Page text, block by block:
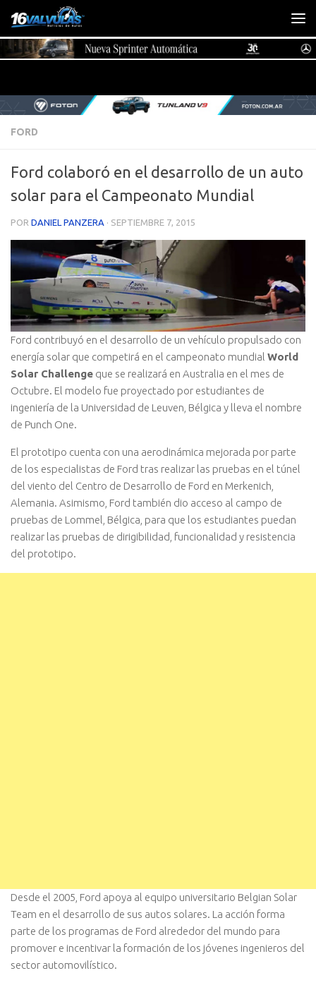
Saltar al contenido
FORD
Ford colaboró en el desarrollo de un auto
solar para el Campeonato Mundial
POR DANIEL PANZERA · SEPTIEMBRE 7, 2015
Ford contribuyó en el desarrollo de un vehículo propulsado con
energía solar que competirá en el campeonato mundial World
Solar Challenge que se realizará en Australia en el mes de
Octubre. El modelo fue proyectado por estudiantes de
ingeniería de la Universidad de Leuven, Bélgica y lleva el nombre
de Punch One.
El prototipo cuenta con una aerodinámica mejorada por parte
de los especialistas de Ford tras realizar las pruebas en el túnel
del viento del Centro de Desarrollo de Ford en Merkenich,
Alemania. Asimismo, Ford también dio acceso al campo de
pruebas de Lommel, Bélgica, para que los estudiantes puedan
realizar las pruebas de dirigibilidad, funcionalidad y resistencia
del prototipo.
Desde el 2005, Ford apoya al equipo universitario Belgian Solar
Team en el desarrollo de sus autos solares. La acción forma
parte de los programas de Ford alrededor del mundo para
promover e incentivar la formación de los jóvenes ingenieros del
sector automovilístico.